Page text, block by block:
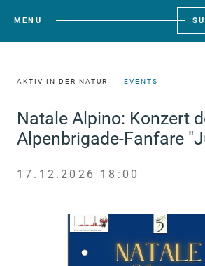
MENU
AKTIV IN DER NATUR EVENTS
Natale Alpino: Konzert
Alpenbrigade-Fanfare
17.12.2026 18:00